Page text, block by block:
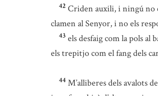
42 Criden auxili, i ningú no
clamen al Senyor, i no els
43 els desfaig com la pols al
els trepitjo com el fang dels
44 M’alliberes dels avalots